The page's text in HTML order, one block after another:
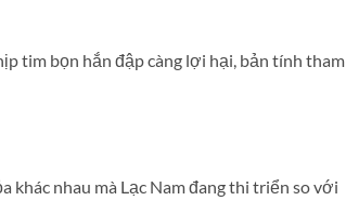
tim bọn hắn đập càng lợi hại, bản tính tham
nhau mà Lạc Nam đang thi triển so với